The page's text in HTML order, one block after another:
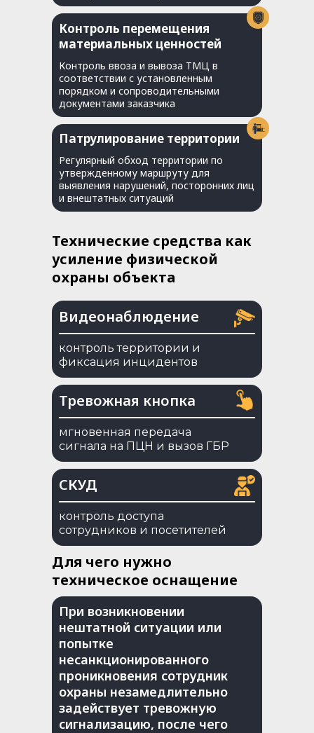
Патрулирование территории
Регулярный обход территории по
утвержденному маршруту для
выявления нарушений, посторонних лиц
и внештатных ситуаций
Контроль перемещения
материальных ценностей
Контроль ввоза и вывоза ТМЦ в
соответствии с установленным
порядком и сопроводительными
документами заказчика
Видеонаблюдение
контроль территории и
фиксация инцидентов
При возникновении
нештатной ситуации или
попытке
несанкционированного
проникновения сотрудник
охраны незамедлительно
задействует тревожную
сигнализацию, после чего
Тревожная кнопка
мгновенная передача
сигнала на ПЦН и вызов ГБР
Технические средства как
усиление физической
охраны объекта
Для чего нужно
техническое оснащение
СКУД
контроль доступа
сотрудников и посетителей